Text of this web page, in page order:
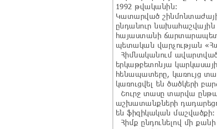
1992 թվականին:
Կատարված
ընդանուր
հայաստանի
պետական վարչության
Հիմնականում
երկաթբետոնյա
հենապատերը, կառույց
կառուցվել են ծածկերի
Շուրջ տասը տարվա
աշխատանքների
են ֆիզիկական մաշվածքի:
Հիմք ընդունելով մի